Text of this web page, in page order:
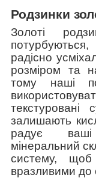
Родзинки
Золоті
радісно
розміром та
тому наші
текстуровані
залишають
радує ваші
мінеральний
систему,
вразливими до